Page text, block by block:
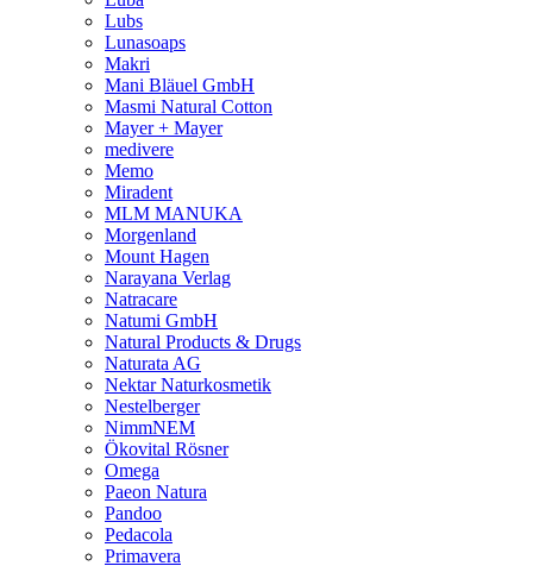
Lubs
Lunasoaps
Makri
Mani Bläuel GmbH
Masmi Natural Cotton
Mayer + Mayer
medivere
Memo
Miradent
MLM MANUKA
Morgenland
Mount Hagen
Narayana Verlag
Natracare
Natumi GmbH
Natural Products & Drugs
Naturata AG
Nektar Naturkosmetik
Nestelberger
NimmNEM
Ökovital Rösner
Omega
Paeon Natura
Pandoo
Pedacola
Primavera